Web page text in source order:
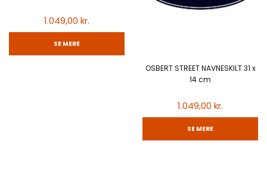
1.049,00 kr.
SE MERE
OSBERT STREET NAVNESKILT 31 x
14 cm
1.049,00 kr.
SE MERE